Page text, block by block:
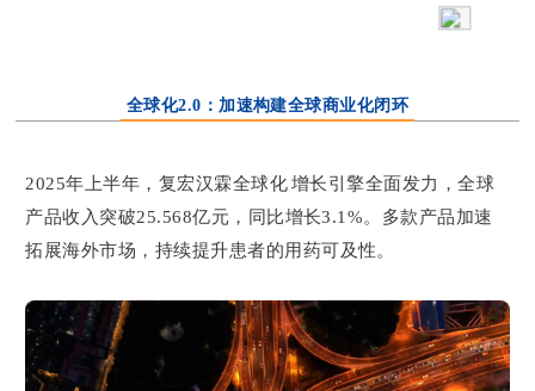
全球化2.0：加速构建全球商业化闭环
2025年上半年，复宏汉霖全球化增长引擎全面发力，全球
产品收入突破25.568亿元，同比增长3.1%。多款产品加速
拓展海外市场，持续提升患者的用药可及性。